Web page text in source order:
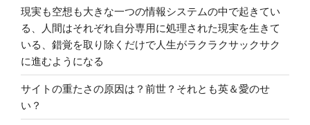
現実も空想も大きな一つの情報システムの中で起きてい
る、人間はそれぞれ自分専用に処理された現実を生きて
いる、錯覚を取り除くだけで人生がラクラクサックサク
に進むようになる
サイトの重たさの原因は？前世？それとも英＆愛のせ
い？